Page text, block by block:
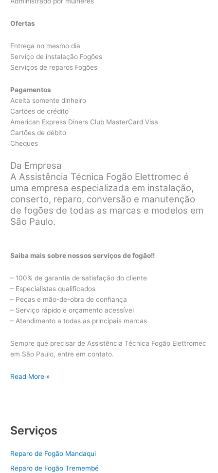
Ofertas
Entrega no mesmo dia
Serviço de instalação Fogões
Serviços de reparos Fogões
Pagamentos
Aceita somente dinheiro
Cartões de crédito
American Express Diners Club MasterCard Visa
Cartões de débito
Cheques
Da Empresa
A Assistência Técnica Fogão Elettromec é
uma empresa especializada em instalação,
conserto, reparo, conversão e manutenção
de fogões de todas as marcas e modelos em
São Paulo.
Saiba mais sobre nossos serviços de fogão!!
– 100% de garantia de satisfação do cliente
– Especialistas qualificados
– Peças e mão-de-obra de confiança
– Serviço rápido e orçamento acessível
– Atendimento a todas as principais marcas
Sempre que precisar de Assistência Técnica Fogão Elettromec
em São Paulo, entre em contato.
Assistência
Read More »
Serviços
Reparo de Fogão Mandaqui
Reparo de Fogão Tremembé